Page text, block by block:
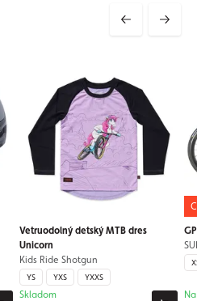
Vetruodolný detský MTB dres
Unicorn
Kids Ride Shotgun
YS YXS YXXS
Skladom